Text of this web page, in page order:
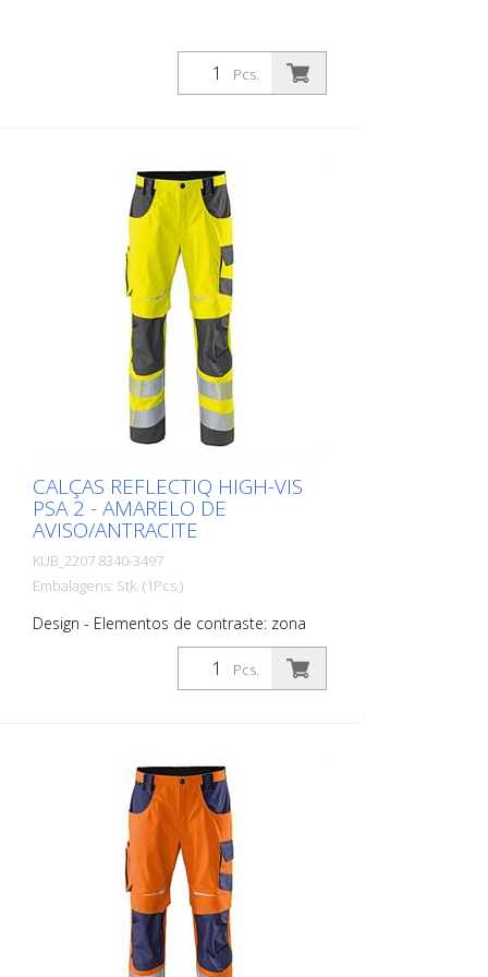
cores e tamanhos. Se necessário,
solicite-nos o produto correspondente.
Pcs.
CALÇAS REFLECTIQ HIGH-VIS
PSA 2 - AMARELO DE
AVISO/ANTRACITE
KUB_2207 8340-3497
Embalagens: Stk. (1Pcs.)
Design - Elementos de contraste: zona
da bainha, bolsos laterais, abas dos
bolsos, reforços CORDURA - Stretch: cor
preta para todas as combinações de
combinada, 2 tiras reflectoras à volta da
perna (7 cm de largura) Funções - Linhas
ergonómicas para maior liberdade de
movimentos - 2 bolsos laterais com
função de sobreposição - 2 bolsos
traseiros com reforço CORDURA®, direito
com aba e fecho de velcro - À direita:
bolso solto, com régua de dois metros,
com reforço CORDURA®, reforço de
volume e bolso adicional com fecho de
Pcs.